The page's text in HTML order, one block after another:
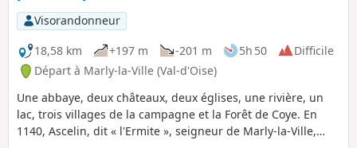
Visorandonneur
18,58 km
+197 m -201 m 5h 50
Difficile
Départ à Marly-la-Ville (Val-d'Oise)
Une abbaye, deux châteaux, deux églises, une rivière, un
lac, trois villages de la campagne et la Forêt de Coye. En
1140, Ascelin, dit « l'Ermite », seigneur de Marly-la-Ville,